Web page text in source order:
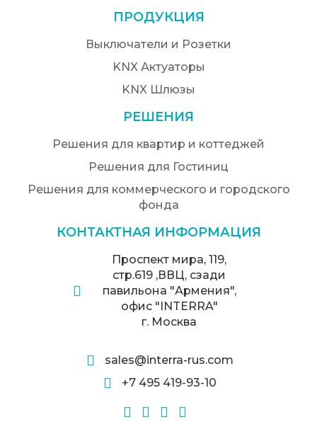
ПРОДУКЦИЯ
Выключатели и Розетки
KNX Актуаторы
KNX Шлюзы
РЕШЕНИЯ
Решения для квартир и коттеджей
Решения для Гостиниц
Решения для коммерческого и городского
фонда
КОНТАКТНАЯ ИНФОРМАЦИЯ
Проспект мира, 119,
стр.619 ,ВВЦ, сзади
павильона "Армения",
офис "INTERRA"
г. Москва
sales@interra-rus.com
+7 495 419-93-10